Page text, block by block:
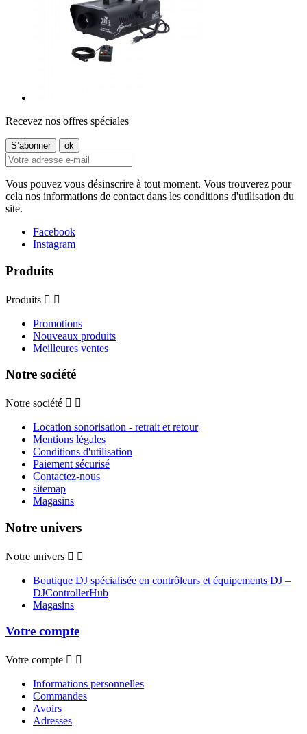
Recevez nos offres spéciales
Vous pouvez vous désinscrire à tout moment. Vous trouverez pour
cela nos informations de contact dans les conditions d'utilisation du
site.
Facebook
Instagram
Produits
Produits  
Promotions
Nouveaux produits
Meilleures ventes
Notre société
Notre société  
Location sonorisation - retrait et retour
Mentions légales
Conditions d'utilisation
Paiement sécurisé
Contactez-nous
sitemap
Magasins
Notre univers
Notre univers  
Boutique DJ spécialisée en contrôleurs et équipements DJ –
DJControllerHub
Magasins
Votre compte
Votre compte  
Informations personnelles
Commandes
Avoirs
Adresses